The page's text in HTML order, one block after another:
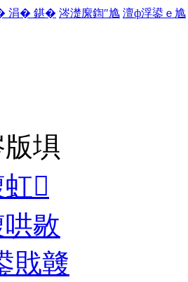
涓� 鍖� 涔濋緳鍧″尯 澶ф浮鍙ｅ尯
埧

敭
戝竷